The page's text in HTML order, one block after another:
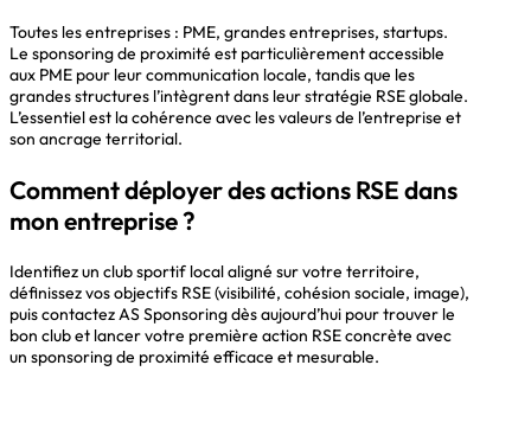
Toutes les entreprises : PME, grandes entreprises, startups.
Le sponsoring de proximité est particulièrement accessible
aux PME pour leur communication locale, tandis que les
grandes structures l’intègrent dans leur stratégie RSE globale.
L’essentiel est la cohérence avec les valeurs de l’entreprise et
son ancrage territorial.
Comment déployer des actions RSE dans
mon entreprise ?
Identifiez un club sportif local aligné sur votre territoire,
définissez vos objectifs RSE (visibilité, cohésion sociale, image),
puis contactez AS Sponsoring dès aujourd’hui pour trouver le
bon club et lancer votre première action RSE concrète avec
un sponsoring de proximité efficace et mesurable.